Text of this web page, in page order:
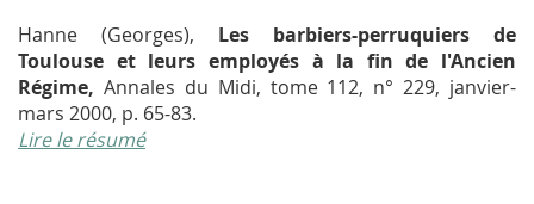
Hanne (Georges), Les barbiers-perruquiers de
Toulouse et leurs employés à la fin de l'Ancien
Régime, Annales du Midi, tome 112, n° 229, janvier-
mars 2000, p. 65-83.
Lire le résumé